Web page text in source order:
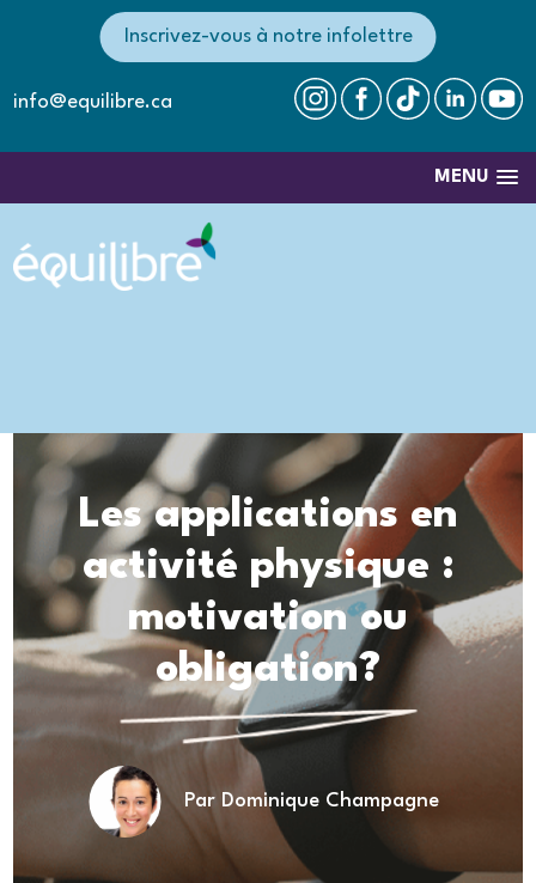
info@equilibre.ca
Inscrivez-vous à notre infolettre
MENU
Les applications en
activité physique :
motivation ou
obligation?
Par Dominique Champagne